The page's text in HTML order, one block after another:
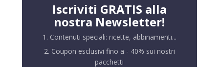
Iscriviti GRATIS alla
nostra Newsletter!
1. Contenuti speciali: ricette, abbinamenti...
2. Coupon esclusivi fino a - 40% sui nostri
pacchetti